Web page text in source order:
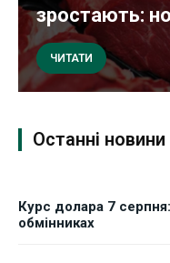
зростають:
ЧИТАТИ
Останні новини
Курс долара 7
обмінниках